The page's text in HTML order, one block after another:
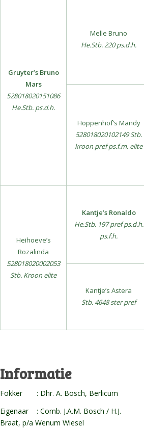
Gruyter’s Bruno
Mars
528018020151086
He.Stb. ps.d.h.
Melle Bruno
He.Stb. 220 ps.d.h.
Hoppenhof’s Mandy
528018020102149 Stb.
kroon pref ps.f.m. elite
Heihoeve’s
Rozalinda
528018020002053
Stb. Kroon elite
Kantje’s Ronaldo
He.Stb. 197 pref ps.d.h.
ps.f.h.
Kantje’s Astera
Stb. 4648 ster pref
Informatie
Fokker : Dhr. A. Bosch, Berlicum
Eigenaar : Comb. J.A.M. Bosch / H.J.
Braat, p/a Wenum Wiesel